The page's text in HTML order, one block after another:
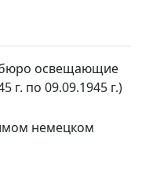
освещающие
г. по 09.09.1945 г.)
немецком